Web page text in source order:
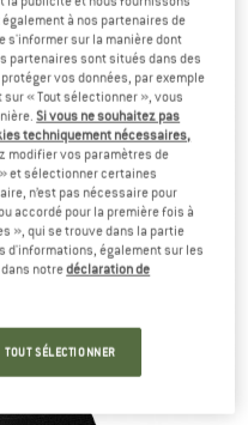
bain
à nos partenaires de
s'informer sur la manière dont
partenaires sont situés dans des
vos données, par exemple
« Tout sélectionner », vous
Si vous ne souhaitez pas
techniquement nécessaires,
modifier vos paramètres de
et sélectionner certaines
n’est pas nécessaire pour
accordé pour la première fois à
», qui se trouve dans la partie
d'informations, également sur les
notredéclaration de
TOUT SÉLECTIONNER